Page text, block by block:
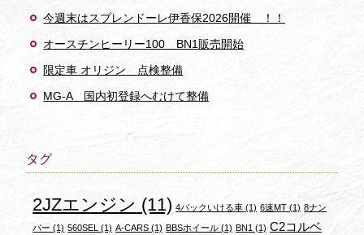
今週末はスプレンドーレ伊香保2026開催 ！！
オースチンヒーリー100 BN1販売開始
限定車 オリジン 点検整備
MG-A 国内初登録へむけて整備
タグ
2JZエンジン (11) 4バックいける車 (1) 6速MT(1) 8ナン
バー (1) 560SEL (1) A-CARS (1) BBSホイール(1) BN1(1) C2コルベ